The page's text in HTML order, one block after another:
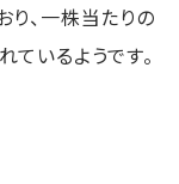
、一株当たりの
いるようです。